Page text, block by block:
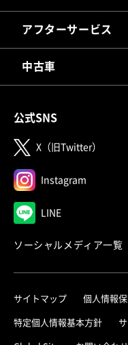
アフターサービス
中古車
公式SNS
X（旧Twitter） （別
Instagram （別ウ
LINE（別ウィンド
ソーシャルメディア一覧
サイトマップ 個人情報
特定個人情報基本方針